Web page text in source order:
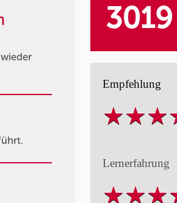
3019
Empfehlung
Lernerfahrung